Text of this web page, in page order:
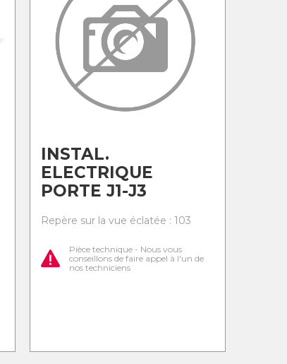
INSTAL.
ELECTRIQUE
PORTE J1-J3
Repère sur la vue éclatée : 103
Pièce technique - Nous vous
conseillons de faire appel à l'un de
nos techniciens